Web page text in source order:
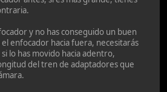
y no has conseguido un buen
enfocador hacia fuera, necesitarás
lo has movido hacia adentro,
del tren de adaptadores que